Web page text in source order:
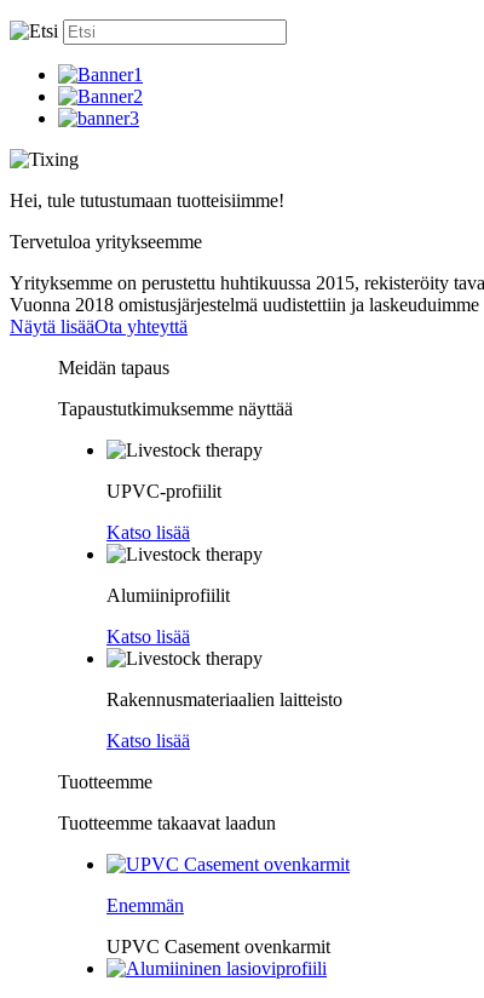
Hei, tule tutustumaan tuotteisiimme!
Tervetuloa yritykseemme
Yrityksemme on perustettu huhtikuussa 2015, rekisteröity
Vuonna 2018 omistusjärjestelmä uudistettiin ja
Näytä lisääOta yhteyttä
Meidän tapaus
Tapaustutkimuksemme näyttää
UPVC-profiilit
Katso lisää
Alumiiniprofiilit
Katso lisää
Rakennusmateriaalien laitteisto
Katso lisää
Tuotteemme
Tuotteemme takaavat laadun
Enemmän
UPVC Casement ovenkarmit